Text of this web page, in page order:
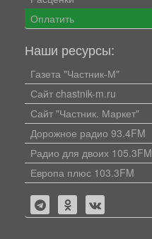
Оплатить
Наши ресурсы:
Газета "Частник-М"
Сайт chastnik-m.ru
Сайт "Частник. Маркет"
Дорожное радио 93.4FM
Радио для двоих 105.3FM
Европа плюс 103.3FM